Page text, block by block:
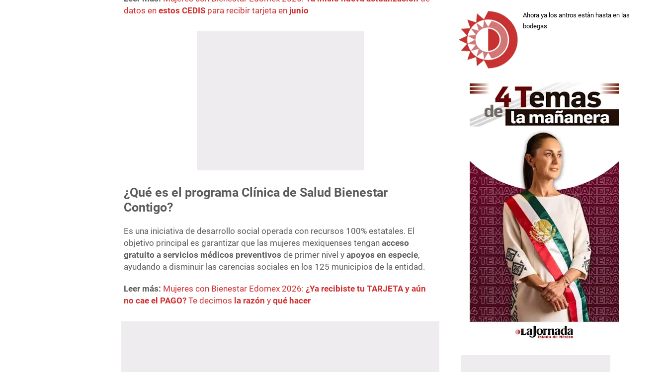
datos enestos CEDIS para recibir tarjeta en junio
¿Qué es el programa Clínica de Salud Bienestar
Contigo?
Es una iniciativa de desarrollo social operada con recursos 100% estatales. El
objetivo principal es garantizar que las mujeres mexiquenses tenganacceso
gratuito a servicios médicos preventivos de primer nivel yapoyos en especie,
ayudando a disminuir las carencias sociales en los 125 municipios de la entidad.
Leer más: Mujeres con Bienestar Edomex 2026:¿Ya recibiste tu TARJETA y aún
no cae el PAGO? Te decimos la razón yqué hacer
Ahora ya los antros estàn hasta en las
bodegas